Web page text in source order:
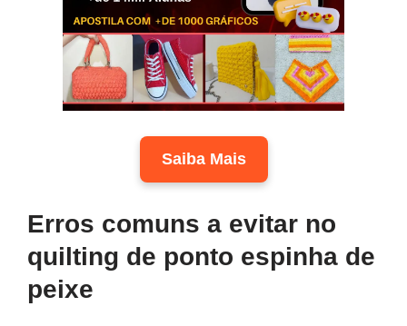
Saiba Mais
Erros comuns a evitar no
quilting de ponto espinha de
peixe